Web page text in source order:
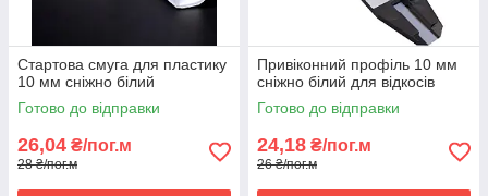
Стартова смуга для пластику
10 мм сніжно білий
Готово до відправки
26,04 ₴/пог.м
28 ₴/пог.м
Привіконний профіль 10 мм
сніжно білий для відкосів
Готово до відправки
24,18 ₴/пог.м
26 ₴/пог.м